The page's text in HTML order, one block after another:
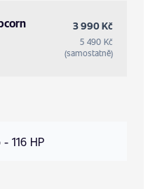
3 990 Kč
5 490 Kč
(samostatně)